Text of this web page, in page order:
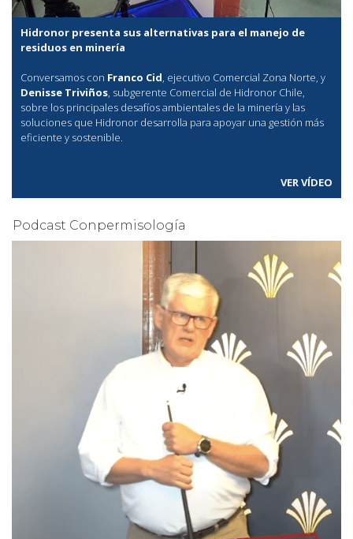
Hidronor presenta sus alternativas para el manejo de
residuos en minería
Conversamos con Franco Cid, ejecutivo Comercial Zona Norte, y
Denisse Triviños, subgerente Comercial de Hidronor Chile,
sobre los principales desafíos ambientales de la minería y las
soluciones que Hidronor desarrolla para apoyar una gestión más
eficiente y sostenible.
VER VÍDEO
Podcast Conpermisología